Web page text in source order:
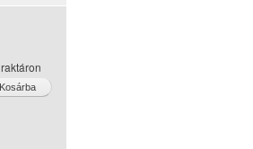
raktáron